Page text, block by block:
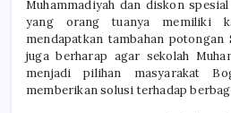
Muhammadiyah dan diskon
yang orang tuanya memiliki
mendapatkan tambahan potongan
juga berharap agar sekolah
menjadi pilihan masyarakat
memberikan solusi terhadap